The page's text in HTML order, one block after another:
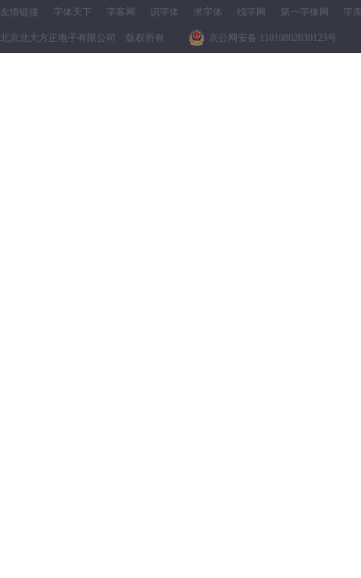
友情链接 字体天下 字客网 识字体 求字体 找字网 第一字体网 字
北京北大方正电子有限公司 版权所有 京公网安备 11010802030123号